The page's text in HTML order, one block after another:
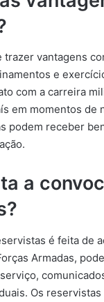
trazer vantagens
e
com a carreira
em momentos de
podem receber
a
é feita de
Armadas,
Os